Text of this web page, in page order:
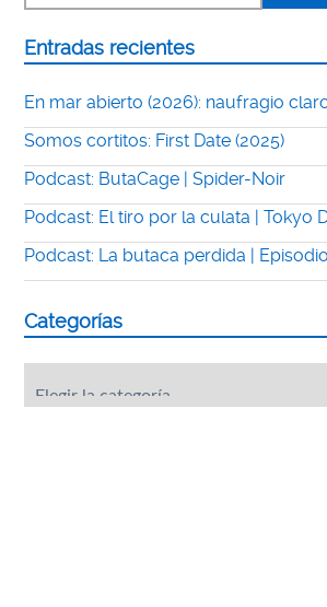
Entradas recientes
En mar abierto (2026): naufragio
Somos cortitos: First Date (2025)
Podcast: ButaCage | Spider-Noir
Podcast: El tiro por la culata | Tokyo
Podcast: La butaca perdida |
Categorías